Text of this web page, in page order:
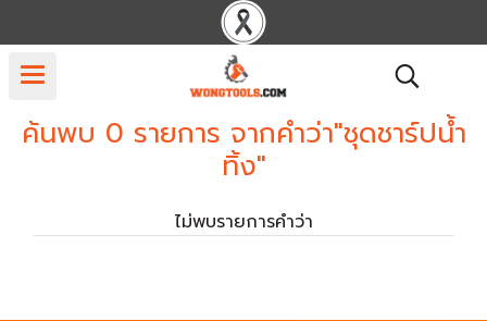
ค้นพบ 0 รายการ จากคำว่า"ชุดชาร์ปน้ำ
ทิ้ง"
ไม่พบรายการคำว่า